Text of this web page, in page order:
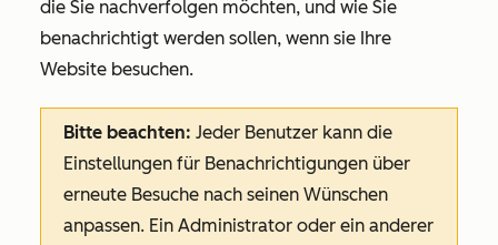
die Sie nachverfolgen möchten, und wie Sie
benachrichtigt werden sollen, wenn sie Ihre
Website besuchen.
Bitte beachten: Jeder Benutzer kann die
Einstellungen für Benachrichtigungen über
erneute Besuche nach seinen Wünschen
anpassen. Ein Administrator oder ein anderer